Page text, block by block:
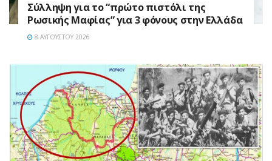
Σύλληψη για το “πρώτο πιστόλι της
Ρωσικής Μαφίας” για 3 φόνους στην Ελλάδα
8 ΑΥΓΟΎΣΤΟΥ 2026